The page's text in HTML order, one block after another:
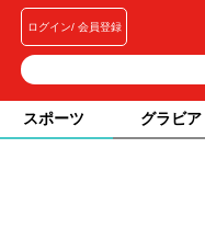
ログイン 会員登録
スポーツ グラビア